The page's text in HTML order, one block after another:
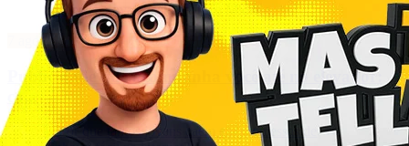
7 ago 26 UMANOS RADIO SHOW
Publicidade que acompanha você até no elevador:
co...